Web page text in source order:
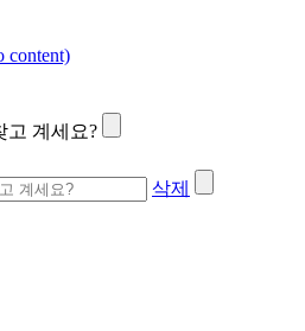
content)
고 계세요?
삭제